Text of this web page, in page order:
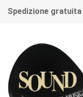
Spedizione gratuita